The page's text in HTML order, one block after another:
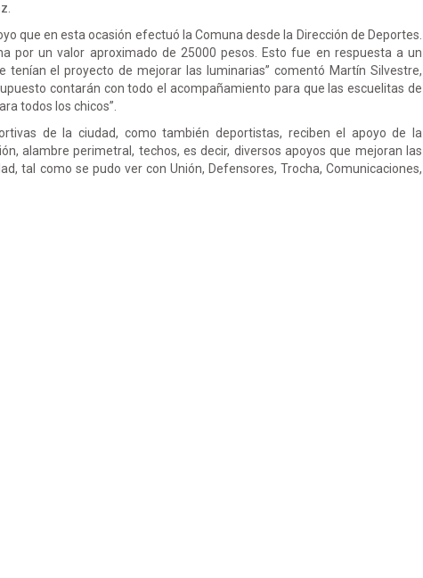
que en esta ocasión efectuó la Comuna desde la Dirección de Deportes.
por un valor aproximado de 25000 pesos. Esto fue en respuesta a un
tenían el proyecto de mejorar las luminarias” comentó Martín Silvestre,
contarán con todo el acompañamiento para que las escuelitas de
todos los chicos”.
de la ciudad, como también deportistas, reciben el apoyo de la
alambre perimetral, techos, es decir, diversos apoyos que mejoran las
tal como se pudo ver con Unión, Defensores, Trocha, Comunicaciones,